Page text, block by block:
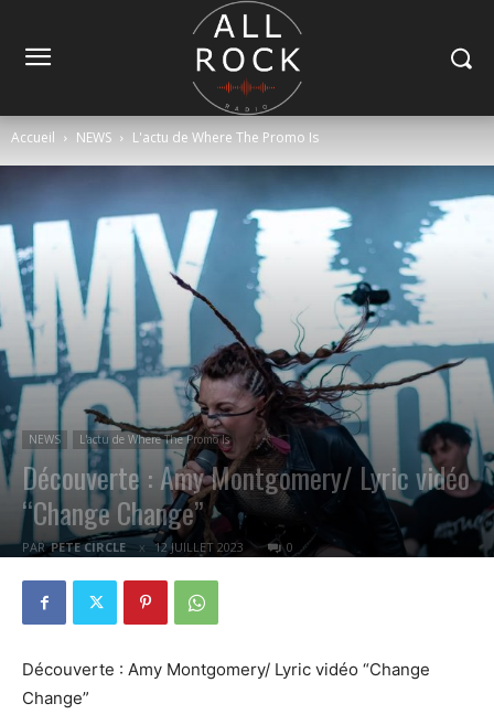
Accueil NEWS L'actu de Where The Promo Is
NEWS L'actu de Where The Promo Is
Découverte : Amy Montgomery/ Lyric vidéo
“Change Change”
PAR PETE CIRCLE 12 JUILLET 2023 0
Découverte : Amy Montgomery/ Lyric vidéo “Change
Change”